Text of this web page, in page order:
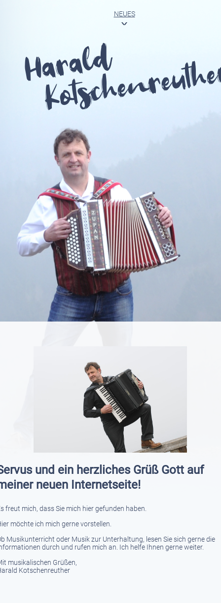
NEUES
<
Harald
und ein herzliches Grüß Gott auf
neuen Internetseite!
freut mich, dass Sie mich hier gefunden haben.
möchte ich mich gerne vorstellen.
Musikunterricht oder Musik zur Unterhaltung, lesen Sie sich gerne die
durch und rufen mich an. Ich helfe Ihnen gerne weiter.
musikalischen Grüßen,
Kotschenreuther